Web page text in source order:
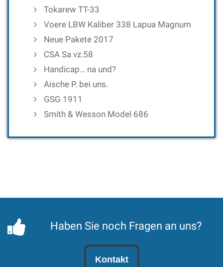
Tokarew TT-33
Voere LBW Kaliber 338 Lapua Magnum
Neue Pakete 2017
CSA Sa vz.58
Handicap… na und?
Aische P. bei uns.
GSG 1911
Smith & Wesson Model 686
Haben Sie noch Fragen an uns?
Kontakt